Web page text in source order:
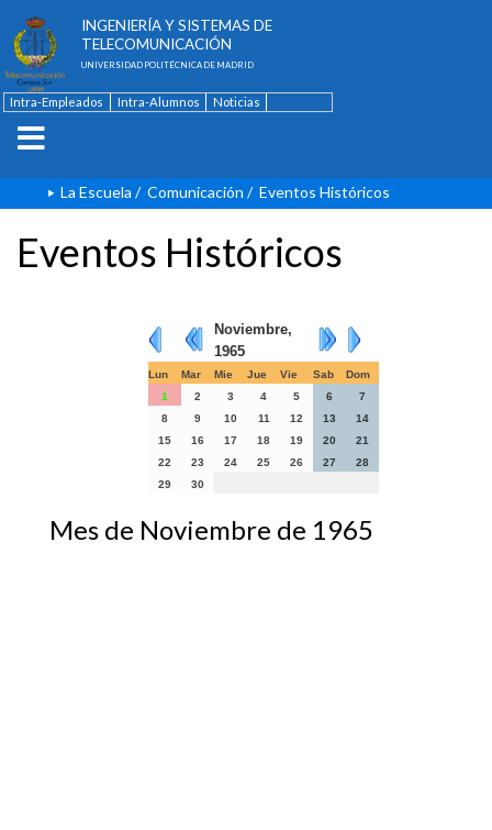
INGENIERÍA Y SISTEMAS DE
TELECOMUNICACIÓN
UNIVERSIDAD POLITÉCNICA DE MADRID
Intra-Empleados Intra-Alumnos
Noticias
La Escuela / Comunicación / Eventos Históricos
Eventos Históricos
Noviembre,
1965
Lun Mar Mie Jue Vie Sab
Dom
1
2 3 4 5 6
7
8
9 10 11 12 13
14
15
16 17 18 19 20
21
22
23 24 25 26 27
28
29
30
Mes de Noviembre de 1965